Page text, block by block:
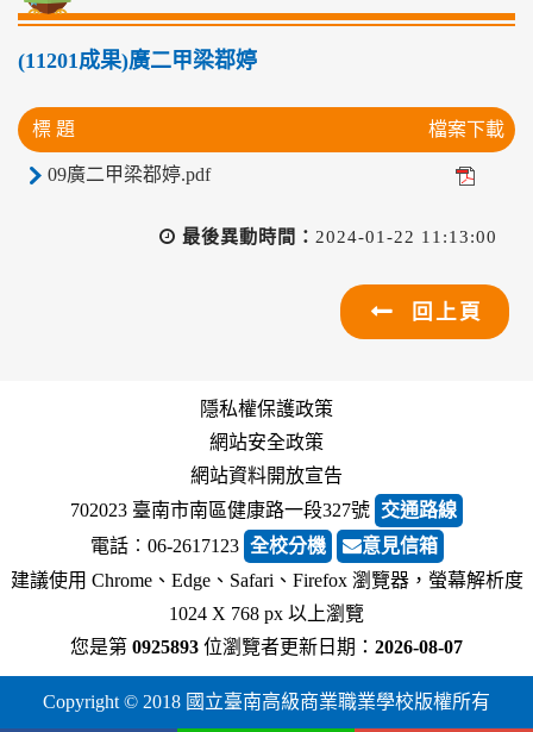
(11201成果)廣二甲梁鄀婷
標 題 檔案下載
09廣二甲梁鄀婷.pdf
最後異動時間： 2024-01-22 11:13:00
回上頁
隱私權保護政策
網站安全政策
網站資料開放宣告
702023 臺南市南區健康路一段327號 交通路線
電話︰06-2617123 全校分機
意見信箱
建議使用 Chrome、Edge、Safari、Firefox 瀏覽器，螢幕解析度
1024 X 768 px 以上瀏覽
您是第 0925893 位瀏覽者更新日期： 2026-08-07
Copyright © 2018 國立臺南高級商業職業學校版權所有